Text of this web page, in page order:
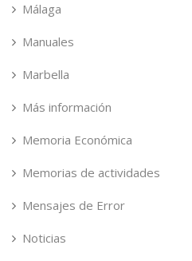
Málaga
Manuales
Marbella
Más información
Memoria Económica
Memorias de actividades
Mensajes de Error
Noticias